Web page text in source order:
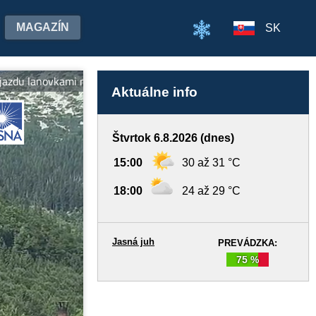
MAGAZÍN SK
na oboch stranách Chopka v cene jedného lístka! SLIDE
Aktuálne info
Štvrtok 6.8.2026 (dnes)
15:00 30 až 31 °C
18:00 24 až 29 °C
PREVÁDZKA:
75 %
Jasná juh